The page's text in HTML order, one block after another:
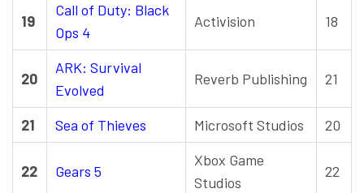
19
Call of Duty: Black
Ops 4
Activision 18
20
ARK: Survival
Evolved
Reverb Publishing 21
21 Sea of Thieves Microsoft Studios 20
22 Gears 5
Xbox Game
Studios
22